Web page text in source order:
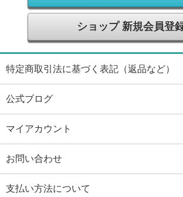
ショップ 新規会員登
特定商取引法に基づく表記（返品など）
公式ブログ
マイアカウント
お問い合わせ
支払い方法について